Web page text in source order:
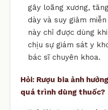
gây loãng xương,
dày và suy giảm
này chỉ được dùng
chịu sự giám sát y
bác sĩ chuyên khoa.
Hỏi: Rượu bia ảnh
quá trình dùng thuốc?